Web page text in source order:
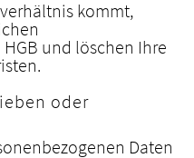
kommt,
und löschen Ihre
oder
Daten